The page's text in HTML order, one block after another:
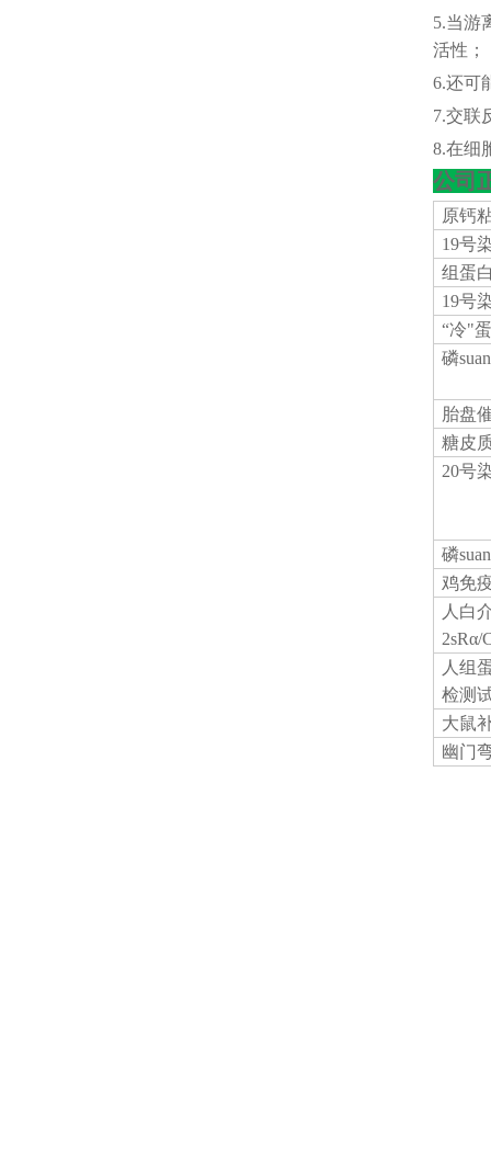
5.当游
活性；
6.还可
7.交联
8.在细
公司
原钙
19号
组蛋
19号
“冷"
磷
胎盘
糖皮
20号
磷
鸡免
人白
2sRα/
人组
检测
大鼠
幽门